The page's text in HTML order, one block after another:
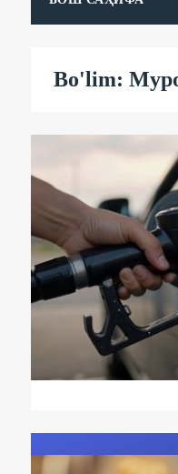
Bo'lim: